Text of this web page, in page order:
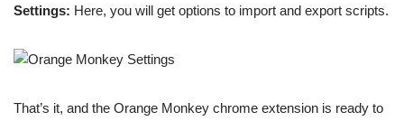
Settings: Here, you will get options to import and export scripts.
That’s it, and the Orange Monkey chrome extension is ready to